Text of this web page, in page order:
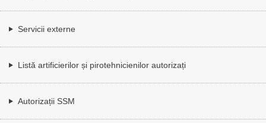
Servicii externe
Listă artificierilor și pirotehnicienilor autorizați
Autorizații SSM